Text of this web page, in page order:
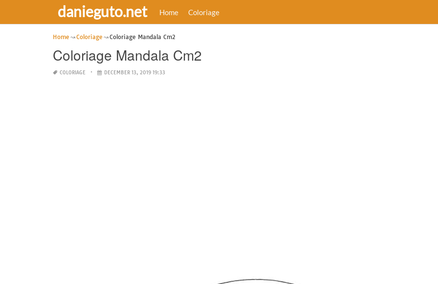
danieguto.net Home Coloriage
Home Coloriage Coloriage Mandala Cm2
Coloriage Mandala Cm2
COLORIAGE DECEMBER 13, 2019 19:33